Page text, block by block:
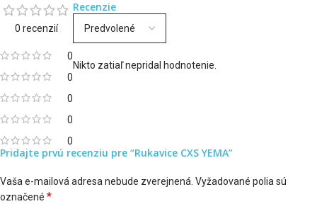
0 recenzií
0
0
0
0
0
Recenzie
Nikto zatiaľ nepridal hodnotenie.
Pridajte prvú recenziu pre “Rukavice CXS YEMA”
Vaša e-mailová adresa nebude zverejnená. Vyžadované polia sú
označené *